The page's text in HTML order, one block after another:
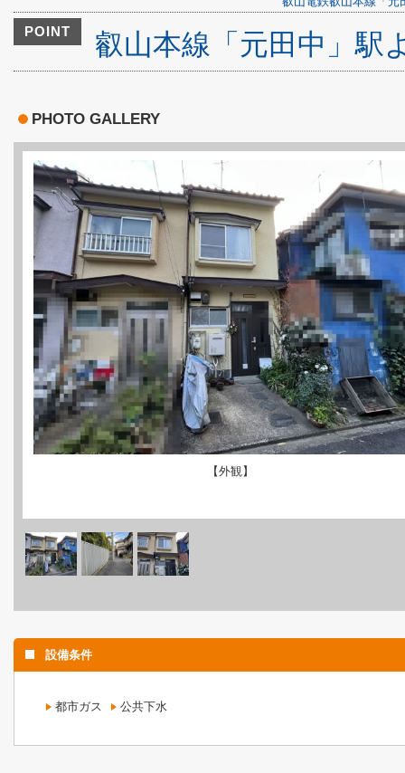
POINT 叡山本線「元田中」駅
PHOTO GALLERY
【外観】
設備条件
都市ガス 公共下水